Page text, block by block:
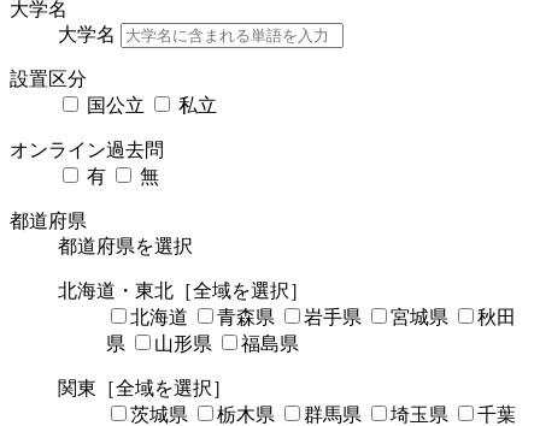
大学名
大学名
設置区分
国公立
私立
オンライン過去問
有
無
都道府県
都道府県を選択
北海道・東北 ［全域を選択］
北海道
青森県 岩手県 宮城県
秋田
県
山形県 福島県
関東 ［全域を選択］
茨城県
栃木県 群馬県 埼玉県
千葉